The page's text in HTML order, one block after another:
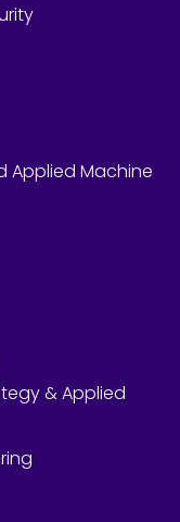
Applied Machine
& Applied